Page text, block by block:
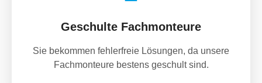
Geschulte Fachmonteure
Sie bekommen fehlerfreie Lösungen, da unsere
Fachmonteure bestens geschult sind.